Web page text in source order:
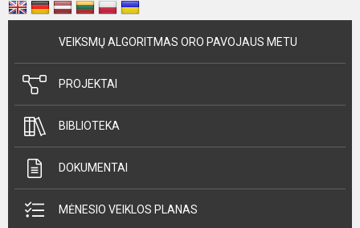
VEIKSMŲ ALGORITMAS ORO PAVOJAUS METU
PROJEKTAI
BIBLIOTEKA
DOKUMENTAI
MĖNESIO VEIKLOS PLANAS